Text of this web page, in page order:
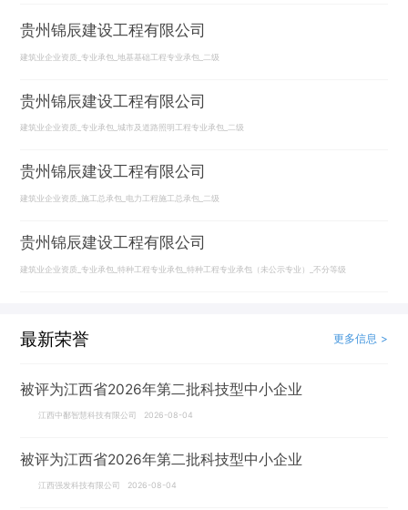
贵州锦辰建设工程有限公司
建筑业企业资质_专业承包_地基基础工程专业承包_二级
贵州锦辰建设工程有限公司
建筑业企业资质_专业承包_城市及道路照明工程专业承包_二级
贵州锦辰建设工程有限公司
建筑业企业资质_施工总承包_电力工程施工总承包_二级
贵州锦辰建设工程有限公司
建筑业企业资质_专业承包_特种工程专业承包_特种工程专业承包（未公示专业）_不分等级
最新荣誉 更多信息 >
被评为江西省2026年第二批科技型中小企业
江西中鄱智慧科技有限公司 2026-08-04
被评为江西省2026年第二批科技型中小企业
江西强发科技有限公司 2026-08-04